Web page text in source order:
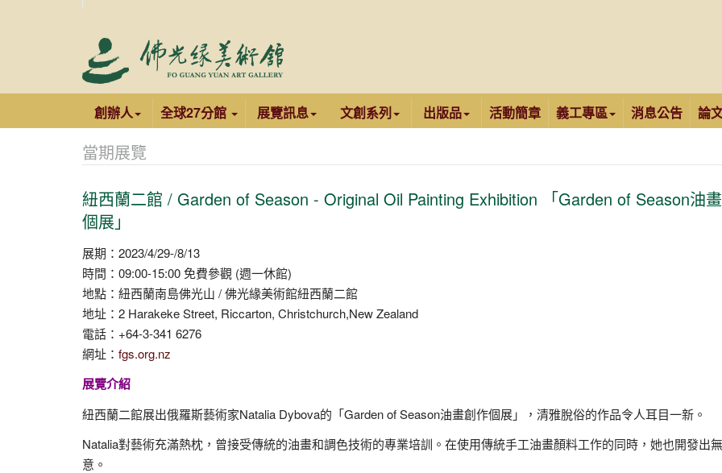
創辦人 全球27分館 展覽訊息 文創系列 出版品 活動簡章 義工專區 消息公告 論
當期展覽
紐西蘭二館 / Garden of Season - Original Oil Painting Exhibition 「Garden of Season油
個展」
展期：2023/4/29-/8/13
時間：09:00-15:00 免費參觀 (週一休館)
地點：紐西蘭南島佛光山 / 佛光緣美術館紐西蘭二館
地址：2 Harakeke Street, Riccarton, Christchurch,New Zealand
電話：+64-3-341 6276
網址： fgs.org.nz
展覽介紹
紐西蘭二館展出俄羅斯藝術家Natalia Dybova的「Garden of Season油畫創作個展」，清雅脫俗的作品令人耳目一新。
Natalia對藝術充滿熱枕，曾接受傳統的油畫和調色技術的專業培訓。在使用傳統手工油畫顏料工作的同時，她也開發出
意。